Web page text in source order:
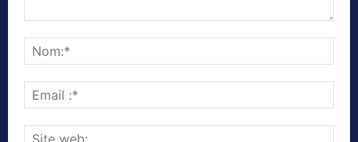
:*